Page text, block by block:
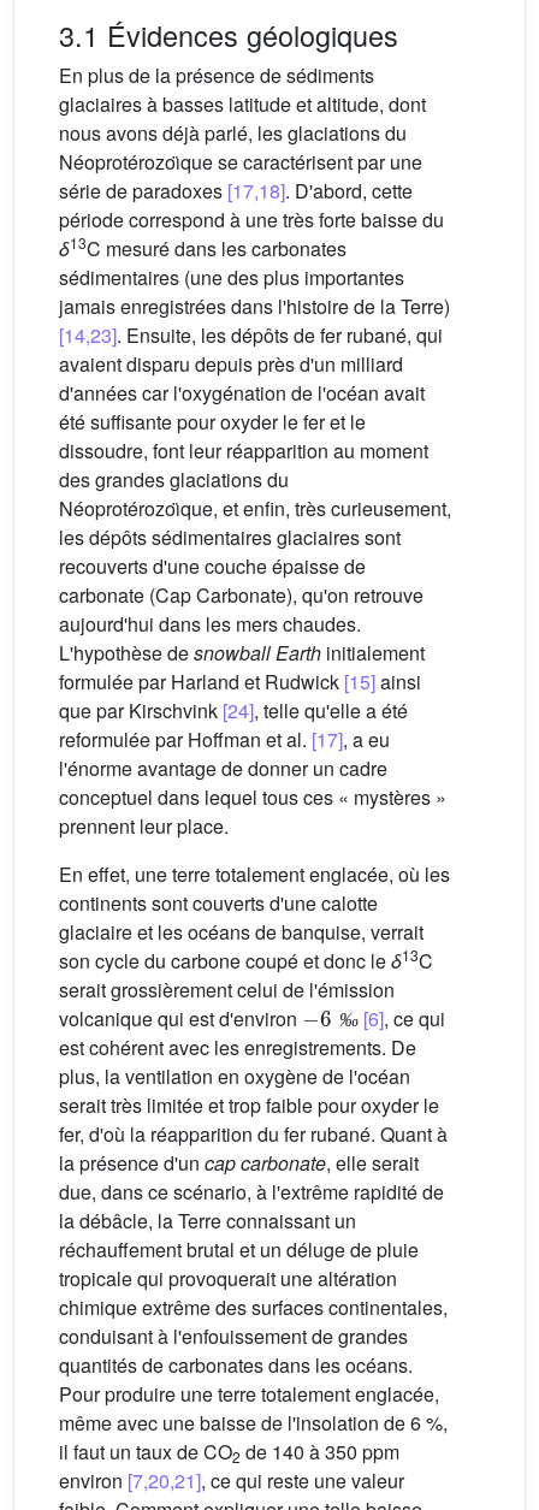
3.1 Évidences géologiques
En plus de la présence de sédiments
glaciaires à basses latitude et altitude, dont
nous avons déjà parlé, les glaciations du
Néoprotérozoı̈que se caractérisent par une
série de paradoxes [17,18]. D'abord, cette
période correspond à une très forte baisse du
δ13C mesuré dans les carbonates
sédimentaires (une des plus importantes
jamais enregistrées dans l'histoire de la Terre)
[14,23]. Ensuite, les dépôts de fer rubané, qui
avaient disparu depuis près d'un milliard
d'années car l'oxygénation de l'océan avait
été suffisante pour oxyder le fer et le
dissoudre, font leur réapparition au moment
des grandes glaciations du
Néoprotérozoı̈que, et enfin, très curieusement,
les dépôts sédimentaires glaciaires sont
recouverts d'une couche épaisse de
carbonate (Cap Carbonate), qu'on retrouve
aujourd'hui dans les mers chaudes.
L'hypothèse desnowball Earth initialement
formulée par Harland et Rudwick [15]ainsi
que par Kirschvink [24], telle qu'elle a été
reformulée par Hoffman et al. [17], a eu
l'énorme avantage de donner un cadre
conceptuel dans lequel tous ces « mystères »
prennent leur place.
En effet, une terre totalement englacée, où les
continents sont couverts d'une calotte
glaciaire et les océans de banquise, verrait
son cycle du carbone coupé et donc leδ13C
serait grossièrement celui de l'émission
volcanique qui est d'environ
‰
-6‰
[6], ce qui
est cohérent avec les enregistrements. De
plus, la ventilation en oxygène de l'océan
serait très limitée et trop faible pour oxyder le
fer, d'où la réapparition du fer rubané. Quant à
la présence d'un cap carbonate, elle serait
due, dans ce scénario, à l'extrême rapidité de
la débâcle, la Terre connaissant un
réchauffement brutal et un déluge de pluie
tropicale qui provoquerait une altération
chimique extrême des surfaces continentales,
conduisant à l'enfouissement de grandes
quantités de carbonates dans les océans.
Pour produire une terre totalement englacée,
même avec une baisse de l'insolation de 6 %,
il faut un taux de CO2 de 140 à 350 ppm
environ [7,20,21], ce qui reste une valeur